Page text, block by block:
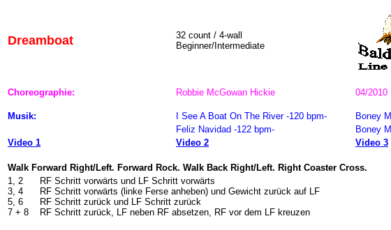
Dreamboat
32 count / 4-wall
Beginner/Intermediate
Choreographie: Robbie McGowan Hickie 04/2010
Musik: I See A Boat On The River -120 bpm-
Boney M
Feliz Navidad -122 bpm-
Boney M
Video 1
Video 2 Video 3
Walk Forward Right/Left. Forward Rock. Walk Back Right/Left. Right Coaster Cross.
1, 2
3, 4
5, 6
7 + 8
RF Schritt vorwärts und LF Schritt vorwärts
RF Schritt vorwärts (linke Ferse anheben) und Gewicht zurück auf LF
RF Schritt zurück und LF Schritt zurück
RF Schritt zurück, LF neben RF absetzen, RF vor dem LF kreuzen